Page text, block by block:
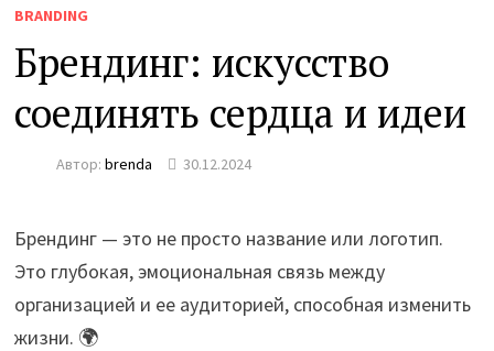
BRANDING
Брендинг: искусство
соединять сердца и идеи
Автор:brenda 30.12.2024
Брендинг — это не просто название или логотип.
Это глубокая, эмоциональная связь между
организацией и ее аудиторией, способная изменить
жизни. 🌍